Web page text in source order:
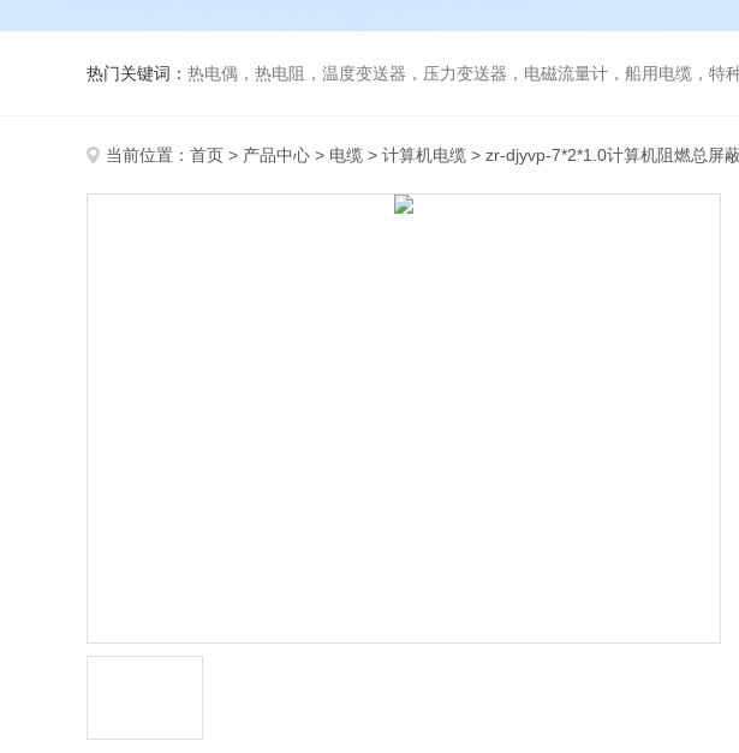
热门关键词： 热电偶，热电阻，温度变送器，压力变送器，电磁流量计，船用电缆，特种电
当前位置： 首页 > 产品中心 > 电缆 > 计算机电缆 > zr-djyvp-7*2*1.0计算机阻燃总屏